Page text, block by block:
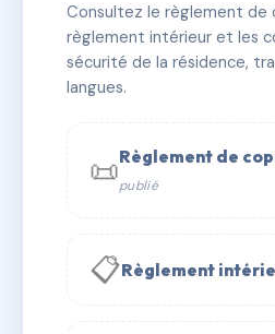
✓ Immatriculée 🏠 8 lots
📞 Contacter Syndic Digital
Consultez le règlement de
règlement intérieur et les
sécurité de la résidence,
langues.
📜Règlement de
publié
📋Règlement